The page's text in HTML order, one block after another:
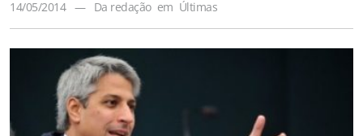
14/05/2014 — Da redação em Últimas